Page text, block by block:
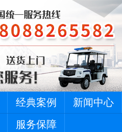
经典案例
新闻中心
服务保障